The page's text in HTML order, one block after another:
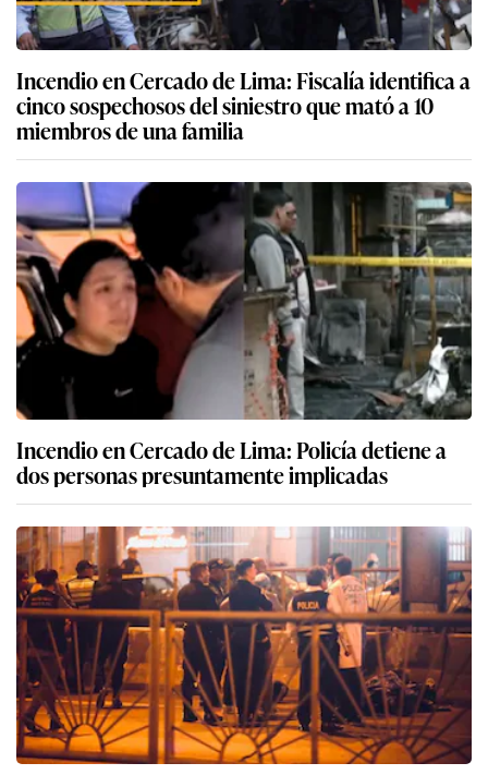
Incendio en Cercado de Lima: Fiscalía identifica a
cinco sospechosos del siniestro que mató a 10
miembros de una familia
Incendio en Cercado de Lima: Policía detiene a
dos personas presuntamente implicadas